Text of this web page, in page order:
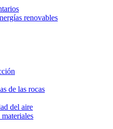
renovables
de las rocas
del aire